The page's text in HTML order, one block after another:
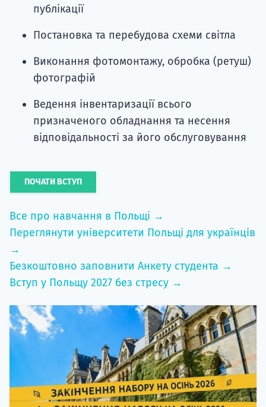
публікації
Постановка та перебудова схеми світла
Виконання фотомонтажу, обробка (ретуш)
фотографій
Ведення інвентаризації всього
призначеного обладнання та несення
відповідальності за його обслуговування
ПОЧАТИ ВСТУП
Все про навчання в Польщі →
Переглянути університети Польщі для українців
→
Безкоштовно заповнити Анкету студента →
Вступ у Польщу 2027 без стресу →